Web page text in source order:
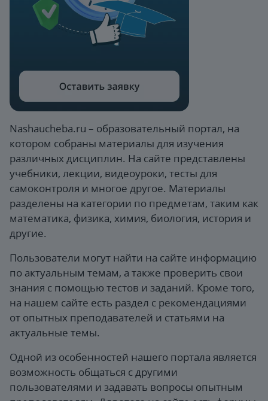
Nashaucheba.ru – образовательный портал, на
котором собраны материалы для изучения
различных дисциплин. На сайте представлены
учебники, лекции, видеоуроки, тесты для
самоконтроля и многое другое. Материалы
разделены на категории по предметам, таким как
математика, физика, химия, биология, история и
другие.
Пользователи могут найти на сайте информацию
по актуальным темам, а также проверить свои
знания с помощью тестов и заданий. Кроме того,
на нашем сайте есть раздел с рекомендациями
от опытных преподавателей и статьями на
актуальные темы.
Одной из особенностей нашего портала является
возможность общаться с другими
пользователями и задавать вопросы опытным